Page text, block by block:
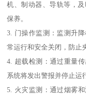
机、制动器、导轨等，
保养。
3. 门操作监测：监测升
常运行和安全关闭，防止
4. 超载检测：通过重量
系统将发出警报并停止运
5. 火灾监测：通过烟雾